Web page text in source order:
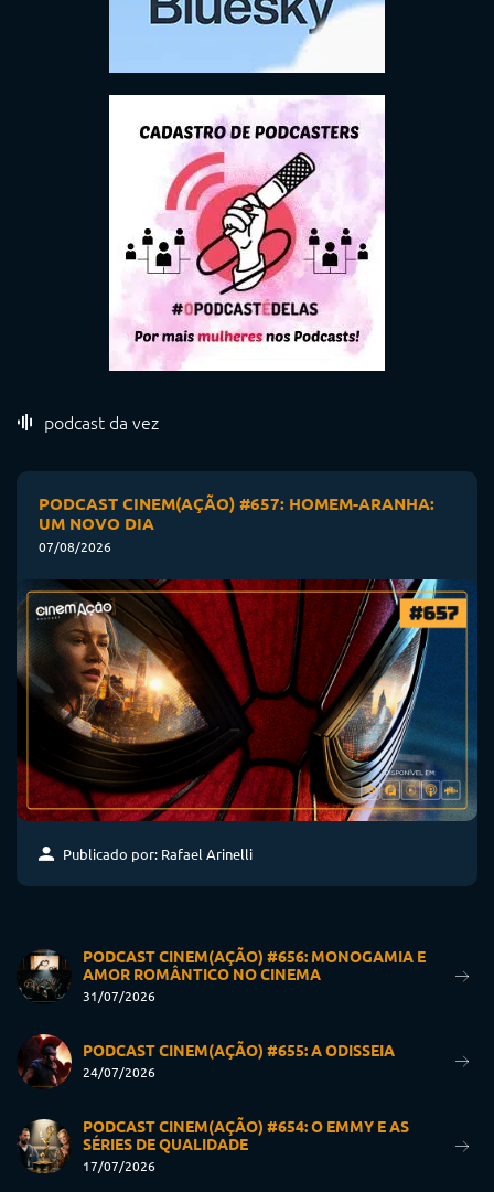
podcast da vez
PODCAST CINEM(AÇÃO) #657: HOMEM-ARANHA:
UM NOVO DIA
07/08/2026
Publicado por: Rafael Arinelli
PODCAST CINEM(AÇÃO) #656: MONOGAMIA E
AMOR ROMÂNTICO NO CINEMA
31/07/2026
PODCAST CINEM(AÇÃO) #655: A ODISSEIA
24/07/2026
PODCAST CINEM(AÇÃO) #654: O EMMY E AS
SÉRIES DE QUALIDADE
17/07/2026